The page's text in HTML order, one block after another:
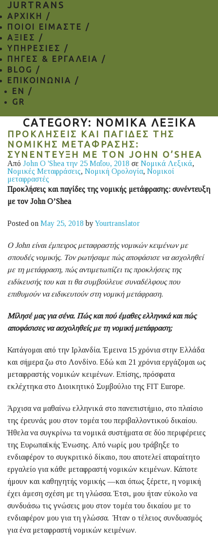
JURTRANS
ΑΡΧΙΚΗ /
ΠΟΙΟΙ ΕΙΜΑΣΤΕ /
ΑΞΙΕΣ /
ΥΠΗΡΕΣΙΕΣ /
ΠΗΓΕΣ & ΕΡΓΑΛΕΙΑ /
BLOG /
ΕΠΙΚΟΙΝΩΝΙΑ /
EN
/
GR
CATEGORY: ΝΟΜΙΚΆ ΛΕΞΙΚΆ
ΠΡΟΚΛΉΣΕΙΣ ΚΑΙ ΠΑΓΊΔΕΣ ΤΗΣ
ΝΟΜΙΚΉΣ ΜΕΤΆΦΡΑΣΗΣ:
ΣΥΝΈΝΤΕΥΞΗ ΜΕ ΤΟΝ JOHN O’SHEA
Από John O 'Shea την 25 Μαΐου, 2018 σε Νομικά Λεξικά,
Νομικές Μεταφράσεις, Νομική Ορολογία, Νομικοί
μεταφραστές
Προκλήσεις και παγίδες της νομικής μετάφρασης: συνέντευξη
με τον John O’Shea
Posted on May 25, 2018 byYourtranslator
Ο Johnείναι έμπειρος μεταφραστής νομικών κειμένων με
σπουδές νομικής. Τον ρωτήσαμε πώς αποφάσισε να ασχοληθεί
με τη μετάφραση, πώς αντιμετωπίζει τις προκλήσεις της
ειδίκευσής του και τι θα συμβούλευε συναδέλφους που
επιθυμούν να ειδικευτούν στη νομική μετάφραση.
Μίλησέ μας για σένα. Πώς και πού έμαθες ελληνικά και πώς
αποφάσισες να ασχοληθείς με τη νομική μετάφραση;
Κατάγομαι από την Ιρλανδία. Έμεινα 15 χρόνια στην Ελλάδα
και σήμερα ζω στο Λονδίνο. Εδώ και 21 χρόνια εργάζομαι ως
μεταφραστής νομικών κειμένων. Επίσης, πρόσφατα
εκλέχτηκα στο Διοικητικό Συμβούλιο της FIT Europe.
Άρχισα να μαθαίνω ελληνικά στο πανεπιστήμιο, στο πλαίσιο
της έρευνάς μου στον τομέα του περιβαλλοντικού δικαίου.
Ήθελα να συγκρίνω τα νομικά συστήματα σε δύο περιφέρειες
της Ευρωπαϊκής Ένωσης. Από νωρίς μου τράβηξε το
ενδιαφέρον το συγκριτικό δίκαιο, που αποτελεί απαραίτητο
εργαλείο για κάθε μεταφραστή νομικών κειμένων. Κάποτε
ήμουν και καθηγητής νομικής —και όπως ξέρετε, η νομική
έχει άμεση σχέση με τη γλώσσα. Έτσι, μου ήταν εύκολο να
συνδυάσω τις γνώσεις μου στον τομέα του δικαίου με το
ενδιαφέρον μου για τη γλώσσα. Ήταν ο τέλειος συνδυασμός
για ένα μεταφραστή νομικών κειμένων.